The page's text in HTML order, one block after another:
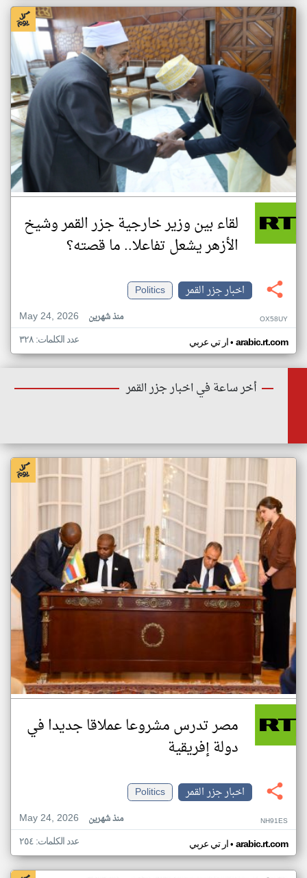
لقاء بين وزير خارجية جزر القمر وشيخ
الأزهر يشعل تفاعلا.. ما قصته؟
اخبار جزر القمر
Politics
May 24, 2026
منذ شهرين OX58UY
ار تي عربي• arabic.rt.com عدد الكلمات: ٣٢٨
أخر ساعة في اخبار جزر القمر
مصر تدرس مشروعا عملاقا جديدا في
دولة إفريقية
اخبار جزر القمر
Politics
May 24, 2026
منذ شهرين NH91ES
ار تي عربي• arabic.rt.com عدد الكلمات: ٢٥٤